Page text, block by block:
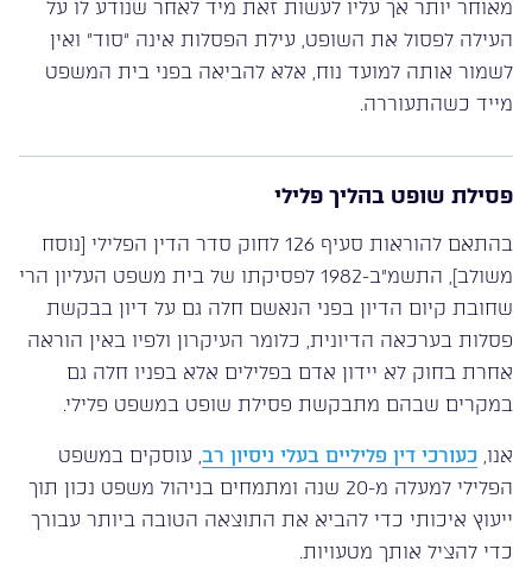
מאוחר יותר אך עליו לעשות זאת מיד לאחר שנודע לו על
העילה לפסול את השופט, עילת הפסלות אינה “סוד” ואין
לשמור אותה למועד נוח, אלא להביאה בפני בית המשפט
מייד כשהתעוררה.
פסילת שופט בהליך פלילי
בהתאם להוראות סעיף 126 לחוק סדר הדין הפלילי [נוסח
משולב], התשמ”ב-1982 לפסיקתו של בית משפט העליון הרי
שחובת קיום הדיון בפני הנאשם חלה גם על דיון בבקשת
פסלות בערכאה הדיונית, כלומר העיקרון ולפיו באין הוראה
אחרת בחוק לא יידון אדם בפלילים אלא בפניו חלה גם
במקרים שבהם מתבקשת פסילת שופט במשפט פלילי.
אנו, כעורכי דין פליליים בעלי ניסיון רב, עוסקים במשפט
הפלילי למעלה מ-20 שנה ומתמחים בניהול משפט נכון תוך
ייעוץ איכותי כדי להביא את התוצאה הטובה ביותר עבורך
כדי להציל אותך מטעויות.